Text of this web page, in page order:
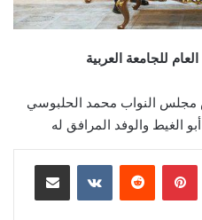
للجامعة العربية
مجلس النواب محمد الحلبوسي
الغيط والوفد المرافق له
بينتيريست مشاركة عبر البريد